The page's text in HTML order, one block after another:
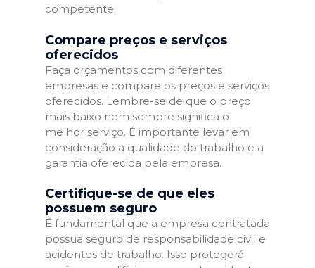
competente.
Compare preços e serviços
oferecidos
Faça orçamentos com diferentes
empresas e compare os preços e serviços
oferecidos. Lembre-se de que o preço
mais baixo nem sempre significa o
melhor serviço. É importante levar em
consideração a qualidade do trabalho e a
garantia oferecida pela empresa.
Certifique-se de que eles
possuem seguro
É fundamental que a empresa contratada
possua seguro de responsabilidade civil e
acidentes de trabalho. Isso protegerá